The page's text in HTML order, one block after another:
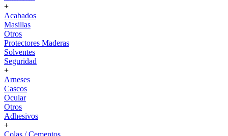
+
Acabados
Masillas
Otros
Protectores Maderas
Solventes
Seguridad
+
Arneses
Cascos
Ocular
Otros
Adhesivos
+
Colas / Cementos